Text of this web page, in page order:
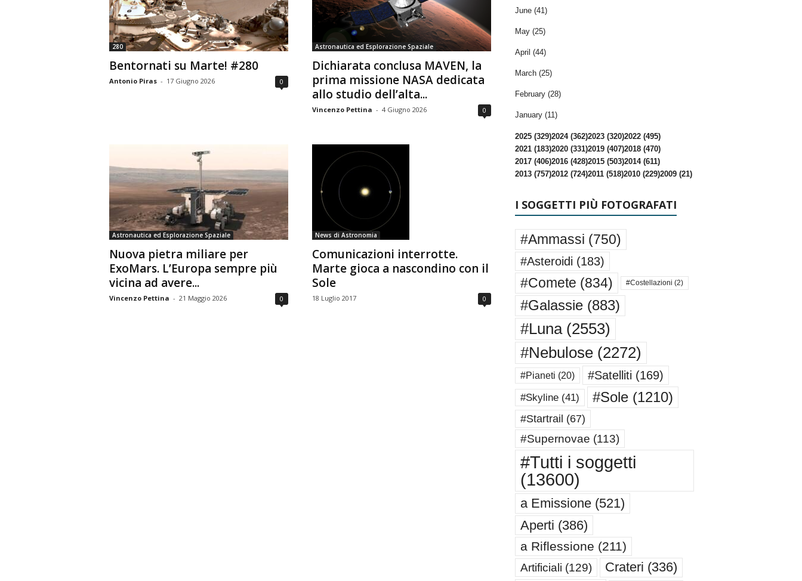
n
o
m
i
a
280
Bentornati su Marte! #280
Antonio Piras - 17 Giugno 2026 0
Astronautica ed Esplorazione Spaziale
Dichiarata conclusa MAVEN, la
prima missione NASA dedicata
allo studio dell’alta...
Vincenzo Pettina - 4 Giugno 2026 0
Astronautica ed Esplorazione Spaziale
Nuova pietra miliare per
ExoMars. L’Europa sempre più
vicina ad avere...
Vincenzo Pettina - 21 Maggio 2026 0
News di Astronomia
Comunicazioni interrotte.
Marte gioca a nascondino con il
Sole
18 Luglio 2017 0
June (41)
May (25)
April (44)
March (25)
February (28)
January (11)
2025 (329)2024 (362)2023 (320)2022 (495)
2021 (183)2020 (331)2019 (407)2018 (470)
2017 (406)2016 (428)2015 (503)2014 (611)
2013 (757)2012 (724)2011 (518)2010 (229)2009 (21)
I SOGGETTI PIÙ FOTOGRAFATI
#Ammassi (750)
#Asteroidi (183)
#Comete (834) #Costellazioni (2)
#Galassie(883)
#Luna(2553)
#Nebulose(2272)
#Pianeti (20) #Satelliti (169)
#Skyline(41) #Sole(1210)
#Startrail (67)
#Supernovae (113)
#Tutti i soggetti
(13600)
a Emissione(521)
Aperti (386)
a Riflessione (211)
Artificiali (129) Crateri (336)